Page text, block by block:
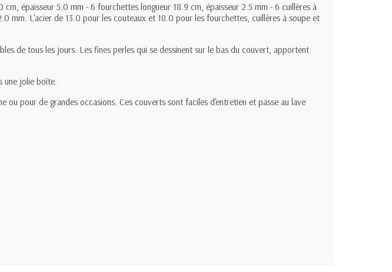
cm, épaisseur 5.0 mm - 6 fourchettes longueur 18.9 cm, épaisseur 2.5 mm - 6 cuillères à
mm. L'acier de 13.0 pour les couteaux et 18.0 pour les fourchettes, cuillères à soupe et
de tous les jours. Les fines perles qui se dessinent sur le bas du couvert, apportent
une jolie boîte.
ou pour de grandes occasions. Ces couverts sont faciles d'entretien et passe au lave